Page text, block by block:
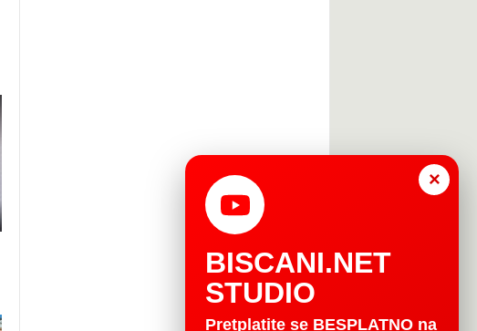
×
BISCANI.NET
STUDIO
Pretplatite se BESPLATNO na